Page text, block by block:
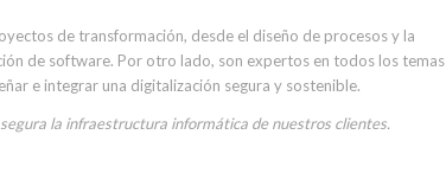
de transformación, desde el diseño de procesos y la
de software. Por otro lado, son expertos en todos los temas
e integrar una digitalización segura y sostenible.
la infraestructura informática de nuestros clientes.